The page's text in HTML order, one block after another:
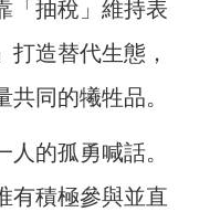
「抽稅」維持表
打造替代生態，
同的犧牲品。
的孤勇喊話。
有積極參與並直